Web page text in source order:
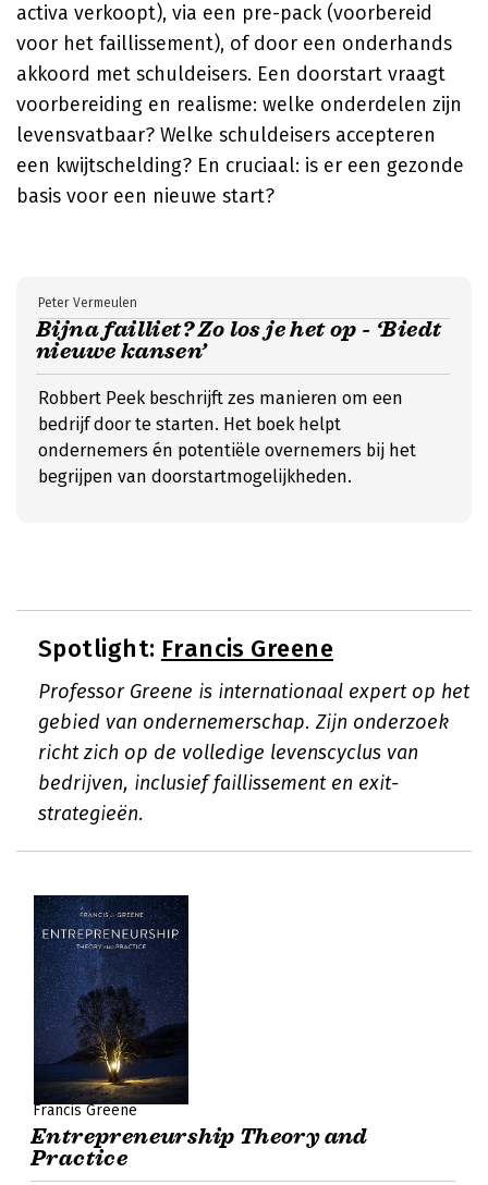
activa verkoopt), via een pre-pack (voorbereid
voor het faillissement), of door een onderhands
akkoord met schuldeisers. Een doorstart vraagt
voorbereiding en realisme: welke onderdelen zijn
levensvatbaar? Welke schuldeisers accepteren
een kwijtschelding? En cruciaal: is er een gezonde
basis voor een nieuwe start?
Bijna failliet? Zo los je het op - ‘Biedt
nieuwe kansen’
Peter Vermeulen
Robbert Peek beschrijft zes manieren om een
bedrijf door te starten. Het boek helpt
ondernemers én potentiële overnemers bij het
begrijpen van doorstartmogelijkheden.
Spotlight: Francis Greene
Professor Greene is internationaal expert op het
gebied van ondernemerschap. Zijn onderzoek
richt zich op de volledige levenscyclus van
bedrijven, inclusief faillissement en exit-
strategieën.
Francis Greene
Entrepreneurship Theory and
Practice